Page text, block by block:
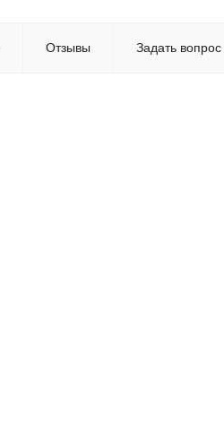
Отзывы Задать вопрос